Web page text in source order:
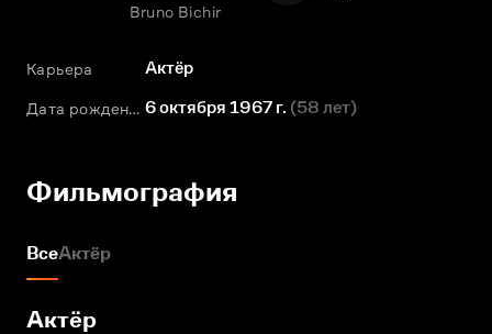
Bruno Bichir
Карьера Актёр
Дата рождения 6 октября 1967 г. (58 лет)
Фильмография
ВсеАктёр
Актёр